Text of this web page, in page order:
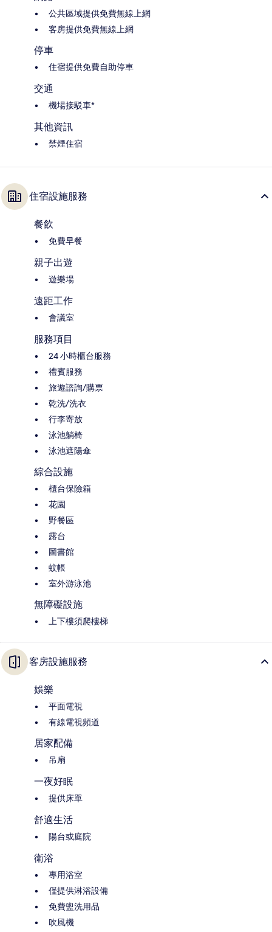
公共區域提供免費無線上網
客房提供免費無線上網
停車
住宿提供免費自助停車
交通
機場接駁車*
其他資訊
禁煙住宿
住宿設施服務
餐飲
免費早餐
親子出遊
遊樂場
遠距工作
會議室
服務項目
24 小時櫃台服務
禮賓服務
旅遊諮詢/購票
乾洗/洗衣
行李寄放
泳池躺椅
泳池遮陽傘
綜合設施
櫃台保險箱
花園
野餐區
露台
圖書館
蚊帳
室外游泳池
無障礙設施
上下樓須爬樓梯
客房設施服務
娛樂
平面電視
有線電視頻道
居家配備
吊扇
一夜好眠
提供床單
舒適生活
陽台或庭院
衛浴
專用浴室
僅提供淋浴設備
免費盥洗用品
吹風機